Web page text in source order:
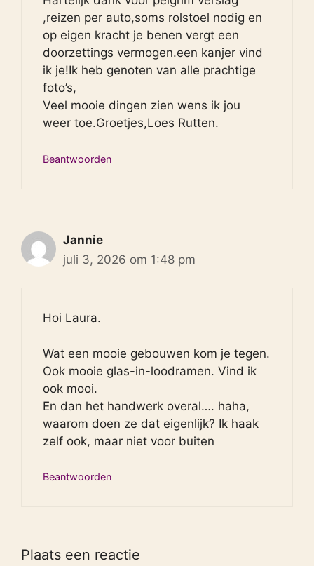
,reizen per auto,soms rolstoel nodig en
op eigen kracht je benen vergt een
doorzettings vermogen.een kanjer vind
ik je!Ik heb genoten van alle prachtige
foto’s,
Veel mooie dingen zien wens ik jou
weer toe.Groetjes,Loes Rutten.
Beantwoorden
Jannie
juli 3, 2026 om 1:48 pm
Hoi Laura.
Wat een mooie gebouwen kom je tegen.
Ook mooie glas-in-loodramen. Vind ik
ook mooi.
En dan het handwerk overal…. haha,
waarom doen ze dat eigenlijk? Ik haak
zelf ook, maar niet voor buiten
Beantwoorden
Plaats een reactie